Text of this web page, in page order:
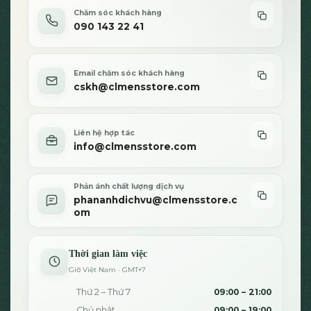
Chăm sóc khách hàng
090 143 22 41
Email chăm sóc khách hàng
cskh@clmensstore.com
Liên hệ hợp tác
info@clmensstore.com
Phản ánh chất lượng dịch vụ
phananhdichvu@clmensstore.c
om
Thời gian làm việc
Giờ Việt Nam · GMT+7
Thứ 2 – Thứ 7
09:00 – 21:00